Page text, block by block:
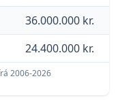
Geymsla er
sturtuklefa og
36.000.000 kr.
24.400.000 kr.
2006-2026